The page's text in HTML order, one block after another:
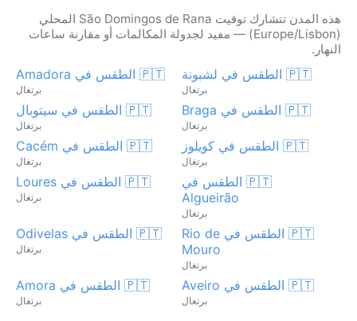
هذه المدن تتشارك توقيت São Domingos de Rana المحلي
(Europe/Lisbon) — مفيد لجدولة المكالمات أو مقارنة ساعات
النهار.
🇵🇹 الطقس في لشبونة
برتغال
🇵🇹 الطقس في Amadora
برتغال
🇵🇹 الطقس في Braga
برتغال
🇵🇹 الطقس في سيتوبال
برتغال
🇵🇹 الطقس في كويلوز
برتغال
🇵🇹 الطقس في Cacém
برتغال
🇵🇹 الطقس في
Algueirão
برتغال
🇵🇹 الطقس في Loures
برتغال
🇵🇹 الطقس في Rio de
Mouro
برتغال
🇵🇹 الطقس في Odivelas
برتغال
🇵🇹 الطقس في Aveiro
برتغال
🇵🇹 الطقس في Amora
برتغال